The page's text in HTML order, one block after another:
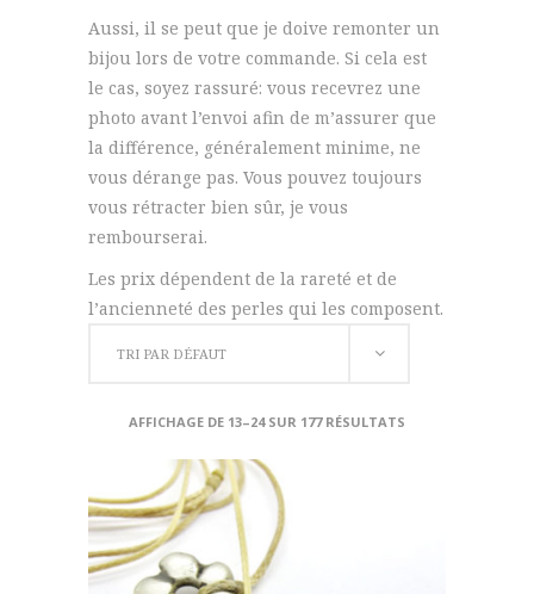
Aussi, il se peut que je doive remonter un
bijou lors de votre commande. Si cela est
le cas, soyez rassuré: vous recevrez une
photo avant l’envoi afin de m’assurer que
la différence, généralement minime, ne
vous dérange pas. Vous pouvez toujours
vous rétracter bien sûr, je vous
rembourserai.
Les prix dépendent de la rareté et de
l’ancienneté des perles qui les composent.
TRI PAR DÉFAUT
AFFICHAGE DE 13–24 SUR 177 RÉSULTATS